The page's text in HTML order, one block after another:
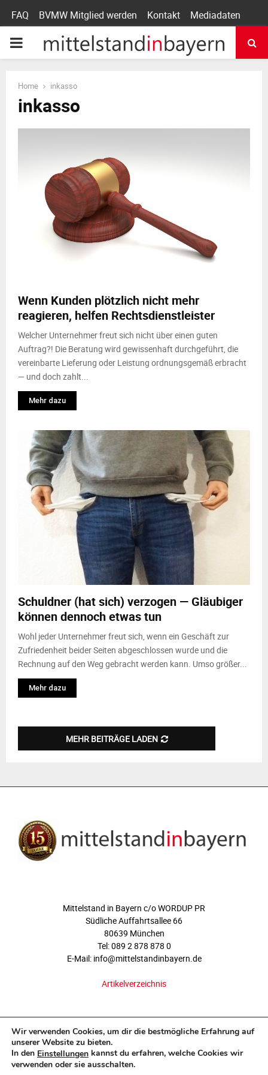
FAQ BVMW Mitglied werden Kontakt Mediadaten
P
E
N
U
Home inkasso
inkasso
Wenn Kunden plötzlich nicht mehr
reagieren, helfen Rechtsdienstleister
Welcher Unternehmer freut sich nicht über einen guten
Auftrag?! Die Beratung wird gewissenhaft durchgeführt, die
vereinbarte Lieferung oder Leistung ordnungsgemäß erbracht
— und doch zahlt...
Mehr dazu
Schuldner (hat sich) verzogen — Gläubiger
können dennoch etwas tun
Wohl jeder Unternehmer freut sich, wenn ein Geschäft zur
Zufriedenheit beider Seiten abgeschlossen wurde und die
Rechnung auf den Weg gebracht werden kann. Umso größer...
Mehr dazu
MEHR BEITRÄGE LADEN
Mittelstand in Bayern c/o WORDUP PR
Südliche Auffahrtsallee 66
80639 München
Tel: 089 2 878 878 0
E-Mail: info@mittelstandinbayern.de
Artikelverzeichnis
Wir verwenden Cookies, um dir die bestmögliche Erfahrung auf
unserer Website zu bieten.
In den Einstellungen kannst du erfahren, welche Cookies wir
verwenden oder sie ausschalten.